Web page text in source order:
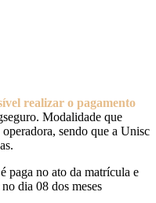
realizar o pagamento
Modalidade que
sendo que a Unisc
paga no ato da matrícula e
dia 08 dos meses